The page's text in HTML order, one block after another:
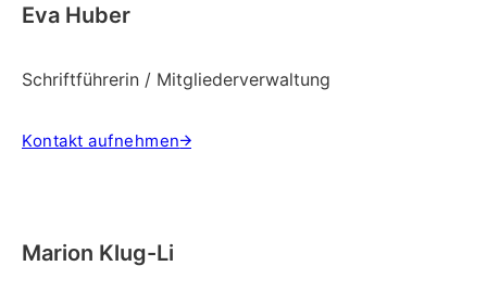
Eva Huber
Schriftführerin / Mitgliederverwaltung
Kontakt aufnehmen
Marion Klug-Li